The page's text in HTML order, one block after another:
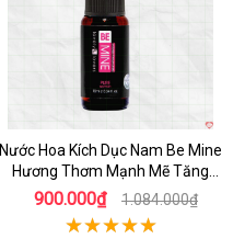
Nước Hoa Kích Dục Nam Be Mine
Hương Thơm Mạnh Mẽ Tăng
Hưng Phấn
900.000₫ 1.084.000₫